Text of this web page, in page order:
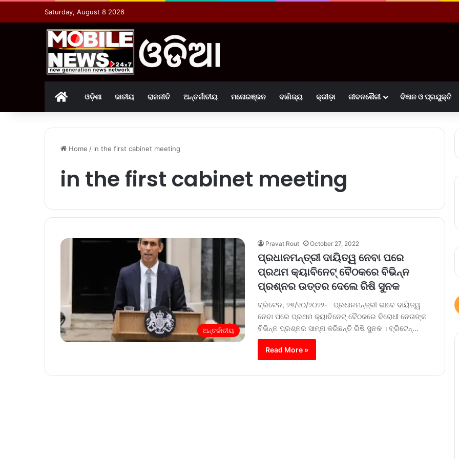
Saturday, August 8 2026
Homeଓଡ଼ିଶା ଜାତୀୟ ରାଜନୀତି ଅନ୍ତର୍ଜାତୀୟ ମନୋରଞ୍ଜନ ବାଣିଜ୍ୟ କ୍ରୀଡ଼ା ଜୀବନଶୈଳୀ ବିଜ୍ଞାନ ଓ ପ୍ରଯୁକ୍ତି
Home / in the first cabinet meeting
in the first cabinet meeting
ଅନ୍ତର୍ଜାତୀୟ
Pravat Rout October 27, 2022
ପ୍ରଧାନମନ୍ତ୍ରୀ ଦାୟିତ୍ୱ ନେବା ପରେ
ପ୍ରଥମ କ୍ୟାବିନେଟ୍ ବୈଠକରେ ବିଭିନ୍ନ
ପ୍ରଶ୍ନର ଉତ୍ତର ଦେଲେ ରିଷି ସୁନକ
ବ୍ରିଟେନ, ୨୭/୧୦/୨୦୨୨- ପ୍ରଧାନମନ୍ତ୍ରୀ ଭାବେ ଦାୟିତ୍ୱ
ନେବା ପରେ ପ୍ରଥମ କ୍ୟାବିନେଟ୍ ବୈଠକରେ ବିରୋଧୀ ନେତାଙ୍କ
ବିଭିନ୍ନ ପ୍ରଶ୍ନର ସାମ୍ନା କରିଛନ୍ତି ରିଷି ସୁନକ । ବ୍ରିଟେନ୍…
Read More »